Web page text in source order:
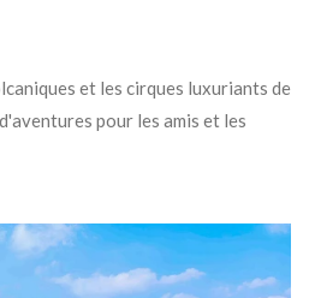
et les cirques luxuriants de
pour les amis et les